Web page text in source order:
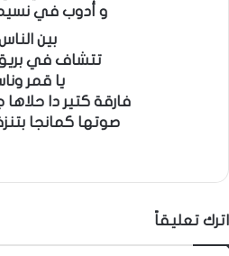
و أدوب في
بين
تتشاف في
يا قمر
فارقة كتير دا
صوتها كمانجا
اترك تعليقاً